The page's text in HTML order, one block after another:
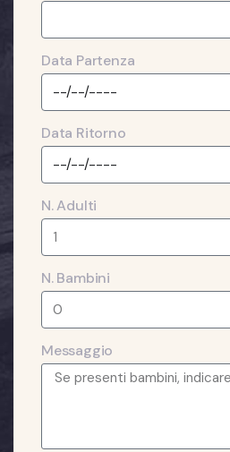
Data Partenza
Data Ritorno
N. Adulti
N. Bambini
Messaggio